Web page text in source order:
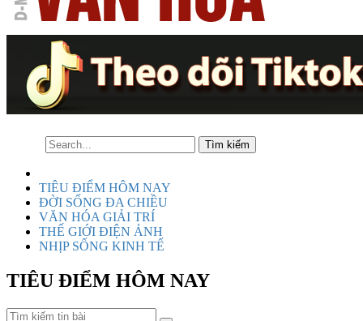
TIÊU ĐIỂM HÔM NAY
ĐỜI SỐNG ĐA CHIỀU
VĂN HÓA GIẢI TRÍ
THẾ GIỚI ĐIỆN ẢNH
NHỊP SỐNG KINH TẾ
TIÊU ĐIỂM HÔM NAY